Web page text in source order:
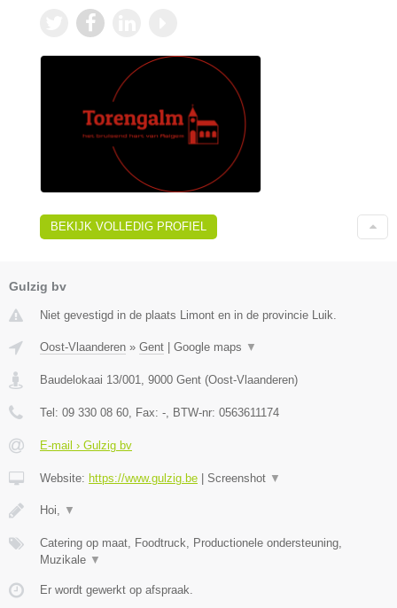
BEKIJK VOLLEDIG PROFIEL
Gulzig bv
Niet gevestigd in de plaats Limont en in de provincie Luik.
Oost-Vlaanderen » Gent Google maps ▼
Baudelokaai 13/001 9000 Gent (Oost-Vlaanderen)
Tel: 09 330 08 60 , Fax: - , BTW-nr: 0563611174
E-mail › Gulzig bv
Website: https://www.gulzig.be Screenshot ▼
Hoi, ▼
Catering op maat, Foodtruck, Productionele ondersteuning,
Muzikale ▼
Er wordt gewerkt op afspraak.